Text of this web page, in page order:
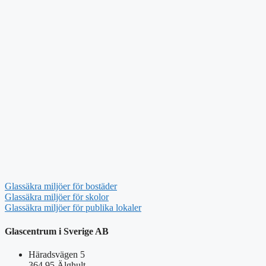
Glassäkra miljöer för bostäder
Glassäkra miljöer för skolor
Glassäkra miljöer för publika lokaler
Glascentrum i Sverige AB
Häradsvägen 5